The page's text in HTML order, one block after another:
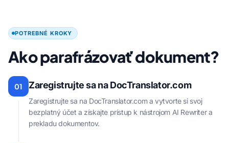
POTREBNÉ KROKY
Ako parafrázovať dokument?
01 Zaregistrujte sa na DocTranslator.com
Zaregistrujte sa na DocTranslator.com a vytvorte si svoj
bezplatný účet a získajte prístup k nástrojom AI Rewriter a
prekladu dokumentov.